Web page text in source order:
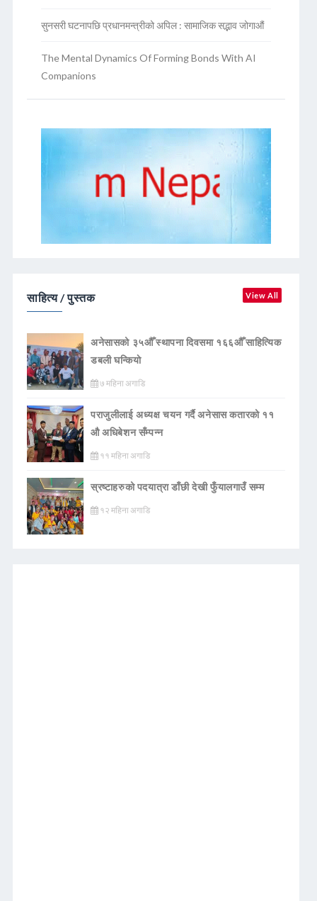
सुनसरी घटनापछि प्रधानमन्त्रीको अपिल : सामाजिक सद्भाव जोगाऔं
The Mental Dynamics Of Forming Bonds With AI
Companions
साहित्य / पुस्तक View All
अनेसासको ३५औँ स्थापना दिवसमा १६६औँ साहित्यिक
डबली घन्कियाे
७ महिना अगाडि
पराजुलीलाई अध्यक्ष चयन गर्दै अनेसास कतारको ११
औ अधिबेशन सँम्पन्न
११ महिना अगाडि
स्रष्टाहरुको पदयात्रा डाँछी देखी फुँयालगाउँ सम्म
१२ महिना अगाडि